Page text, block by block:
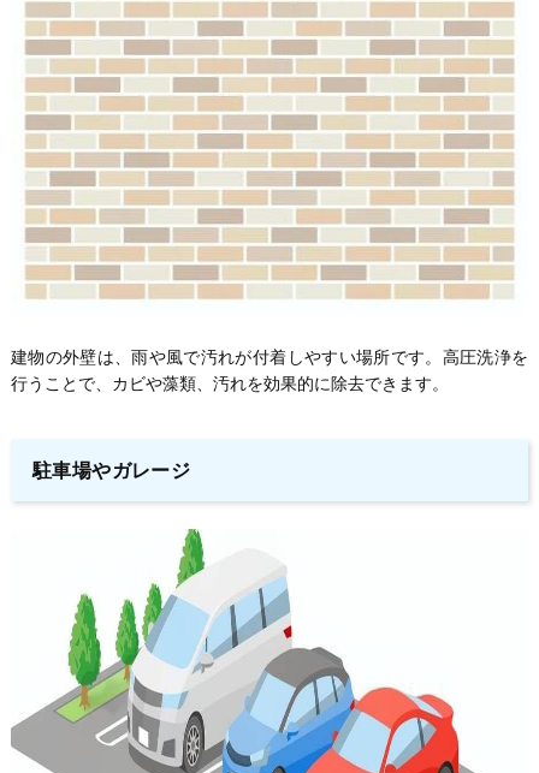
建物の外壁は、雨や風で汚れが付着しやすい場所です。高圧洗浄を
行うことで、カビや藻類、汚れを効果的に除去できます。
駐車場やガレージ